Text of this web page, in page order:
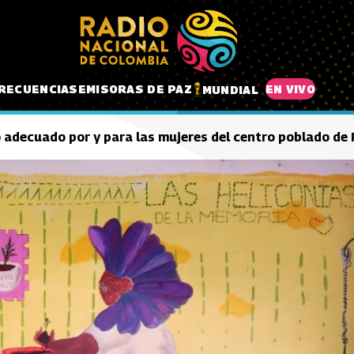
EMISORAS DE PAZ MUNDIAL EN VIVO
por y para las mujeres del centro poblado